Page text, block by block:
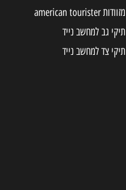
מזוודות american tourister
תיקי גב למחשב נייד
תיקי צד למחשב נייד